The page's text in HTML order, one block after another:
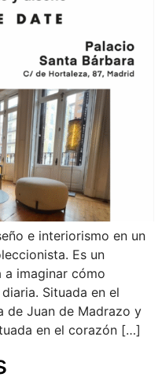
e interiorismo en un
Es un
imaginar cómo
Situada en el
de Juan de Madrazo y
en el corazón […]